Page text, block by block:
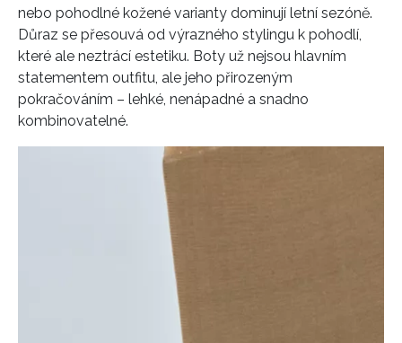
nebo pohodlné kožené varianty dominují letní sezóně.
Důraz se přesouvá od výrazného stylingu k pohodlí,
které ale neztrácí estetiku. Boty už nejsou hlavním
statementem outfitu, ale jeho přirozeným
pokračováním – lehké, nenápadné a snadno
kombinovatelné.